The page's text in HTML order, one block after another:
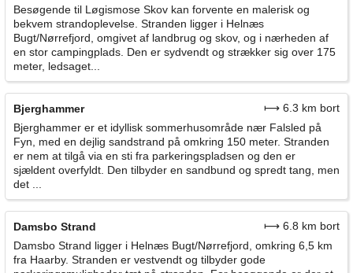
Besøgende til Løgismose Skov kan forvente en malerisk og
bekvem strandoplevelse. Stranden ligger i Helnæs
Bugt/Nørrefjord, omgivet af landbrug og skov, og i nærheden af
en stor campingplads. Den er sydvendt og strækker sig over 175
meter, ledsaget...
Bjerghammer
⟼ 6.3 km bort
Bjerghammer er et idyllisk sommerhusområde nær Falsled på
Fyn, med en dejlig sandstrand på omkring 150 meter. Stranden
er nem at tilgå via en sti fra parkeringspladsen og den er
sjældent overfyldt. Den tilbyder en sandbund og spredt tang, men
det ...
Damsbo Strand
⟼ 6.8 km bort
Damsbo Strand ligger i Helnæs Bugt/Nørrefjord, omkring 6,5 km
fra Haarby. Stranden er vestvendt og tilbyder gode